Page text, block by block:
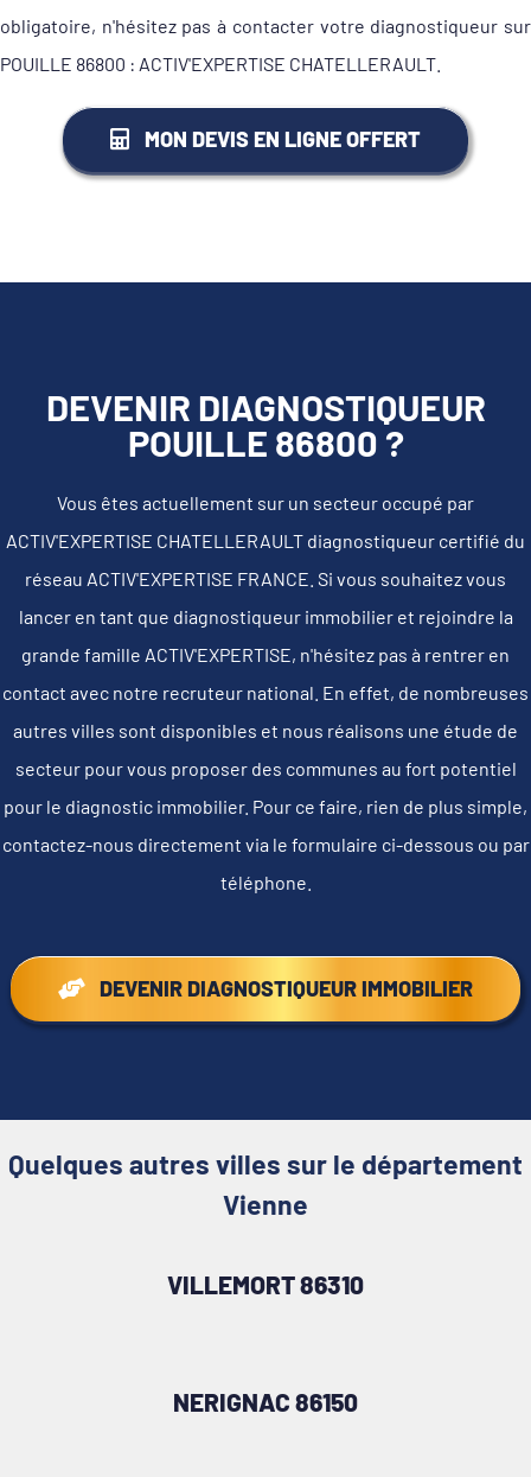
obligatoire, n'hésitez pas à contacter votre diagnostiqueur sur
POUILLE 86800 : ACTIV'EXPERTISE CHATELLERAULT.
MON DEVIS EN LIGNE OFFERT
DEVENIR DIAGNOSTIQUEUR
POUILLE 86800 ?
Vous êtes actuellement sur un secteur occupé par
ACTIV'EXPERTISE CHATELLERAULT diagnostiqueur certifié du
réseau ACTIV'EXPERTISE FRANCE. Si vous souhaitez vous
lancer en tant que diagnostiqueur immobilier et rejoindre la
grande famille ACTIV'EXPERTISE, n'hésitez pas à rentrer en
contact avec notre recruteur national. En effet, de nombreuses
autres villes sont disponibles et nous réalisons une étude de
secteur pour vous proposer des communes au fort potentiel
pour le diagnostic immobilier. Pour ce faire, rien de plus simple,
contactez-nous directement via le formulaire ci-dessous ou par
téléphone.
DEVENIR DIAGNOSTIQUEUR IMMOBILIER
Quelques autres villes sur le département
Vienne
VILLEMORT 86310
NERIGNAC 86150